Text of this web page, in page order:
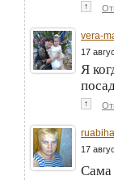
↑
vera-
17
Я
↑
17
Сама